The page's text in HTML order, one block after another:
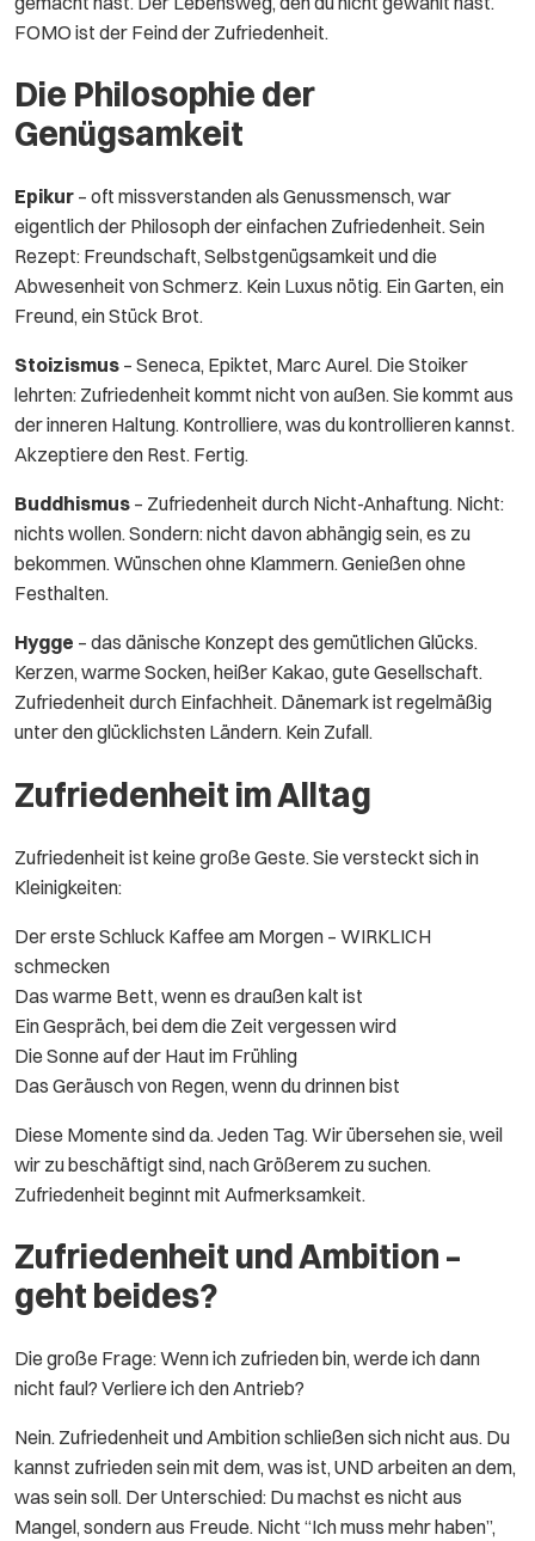
FOMO ist der Feind der Zufriedenheit.
Die Philosophie der
Genügsamkeit
Epikur – oft missverstanden als Genussmensch, war
eigentlich der Philosoph der einfachen Zufriedenheit. Sein
Rezept: Freundschaft, Selbstgenügsamkeit und die
Abwesenheit von Schmerz. Kein Luxus nötig. Ein Garten, ein
Freund, ein Stück Brot.
Stoizismus – Seneca, Epiktet, Marc Aurel. Die Stoiker
lehrten: Zufriedenheit kommt nicht von außen. Sie kommt aus
der inneren Haltung. Kontrolliere, was du kontrollieren kannst.
Akzeptiere den Rest. Fertig.
Buddhismus – Zufriedenheit durch Nicht-Anhaftung. Nicht:
nichts wollen. Sondern: nicht davon abhängig sein, es zu
bekommen. Wünschen ohne Klammern. Genießen ohne
Festhalten.
Hygge – das dänische Konzept des gemütlichen Glücks.
Kerzen, warme Socken, heißer Kakao, gute Gesellschaft.
Zufriedenheit durch Einfachheit. Dänemark ist regelmäßig
unter den glücklichsten Ländern. Kein Zufall.
Zufriedenheit im Alltag
Zufriedenheit ist keine große Geste. Sie versteckt sich in
Kleinigkeiten:
Der erste Schluck Kaffee am Morgen – WIRKLICH
schmecken
Das warme Bett, wenn es draußen kalt ist
Ein Gespräch, bei dem die Zeit vergessen wird
Die Sonne auf der Haut im Frühling
Das Geräusch von Regen, wenn du drinnen bist
Diese Momente sind da. Jeden Tag. Wir übersehen sie, weil
wir zu beschäftigt sind, nach Größerem zu suchen.
Zufriedenheit beginnt mit Aufmerksamkeit.
Zufriedenheit und Ambition –
geht beides?
Die große Frage: Wenn ich zufrieden bin, werde ich dann
nicht faul? Verliere ich den Antrieb?
Nein. Zufriedenheit und Ambition schließen sich nicht aus. Du
kannst zufrieden sein mit dem, was ist, UND arbeiten an dem,
was sein soll. Der Unterschied: Du machst es nicht aus
Mangel, sondern aus Freude. Nicht “Ich muss mehr haben”,